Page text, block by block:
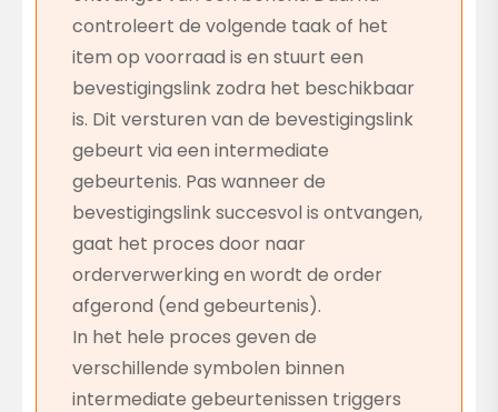
controleert de volgende taak of het
item op voorraad is en stuurt een
bevestigingslink zodra het beschikbaar
is. Dit versturen van de bevestigingslink
gebeurt via een intermediate
gebeurtenis. Pas wanneer de
bevestigingslink succesvol is ontvangen,
gaat het proces door naar
orderverwerking en wordt de order
afgerond (end gebeurtenis).
In het hele proces geven de
verschillende symbolen binnen
intermediate gebeurtenissen triggers